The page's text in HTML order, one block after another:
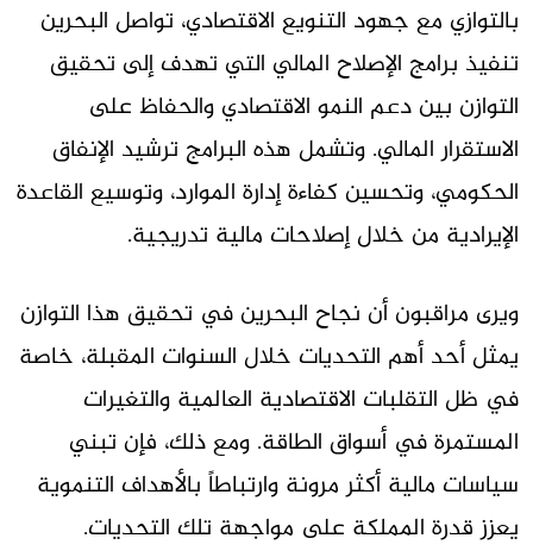
بالتوازي مع جهود التنويع الاقتصادي، تواصل البحرين
تنفيذ برامج الإصلاح المالي التي تهدف إلى تحقيق
التوازن بين دعم النمو الاقتصادي والحفاظ على
الاستقرار المالي. وتشمل هذه البرامج ترشيد الإنفاق
الحكومي، وتحسين كفاءة إدارة الموارد، وتوسيع القاعدة
الإيرادية من خلال إصلاحات مالية تدريجية.
ويرى مراقبون أن نجاح البحرين في تحقيق هذا التوازن
يمثل أحد أهم التحديات خلال السنوات المقبلة، خاصة
في ظل التقلبات الاقتصادية العالمية والتغيرات
المستمرة في أسواق الطاقة. ومع ذلك، فإن تبني
سياسات مالية أكثر مرونة وارتباطاً بالأهداف التنموية
يعزز قدرة المملكة على مواجهة تلك التحديات.